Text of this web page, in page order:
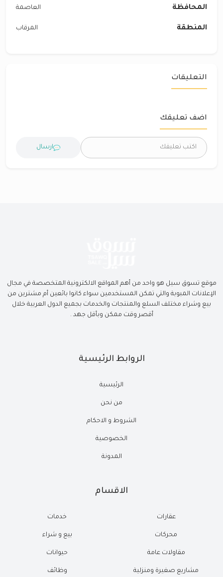
المحافظة العاصمة
المنطقة المرقاب
التعليقات
اضف تعليقك
ارسال
موقع تسوق سيل هو واحد من أهم المواقع الالكترونية المتخصصة في مجال
الإعلانات المبوبة والتي تمكن المستخدمين سواء كانوا بائعين أم مشترين من
بيع وشراء مختلف السلع والمنتجات والخدمات بجميع الدول العربية خلال
أقصر وقت ممكن وبأقل جهد .
الروابط الرئيسية
الرئيسية
من نحن
الشروط و الاحكام
الخصوصية
المدونة
الاقسام
عقارات
محركات
مقاولات عامة
مشاريع صغيرة ومنزلية
خدمات
بيع و شراء
حيوانات
وظائف